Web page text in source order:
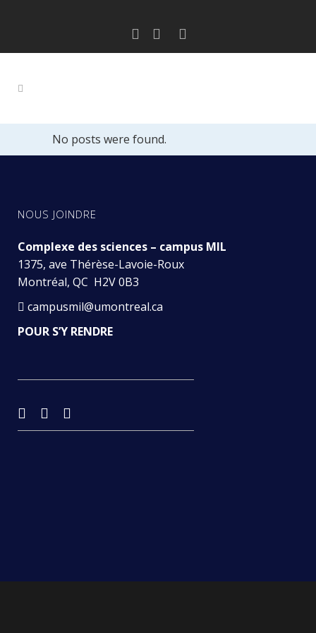
No posts were found.
NOUS JOINDRE
Complexe des sciences – campus MIL
1375, ave Thérèse-Lavoie-Roux
Montréal, QC H2V 0B3
campusmil@umontreal.ca
POUR S’Y RENDRE